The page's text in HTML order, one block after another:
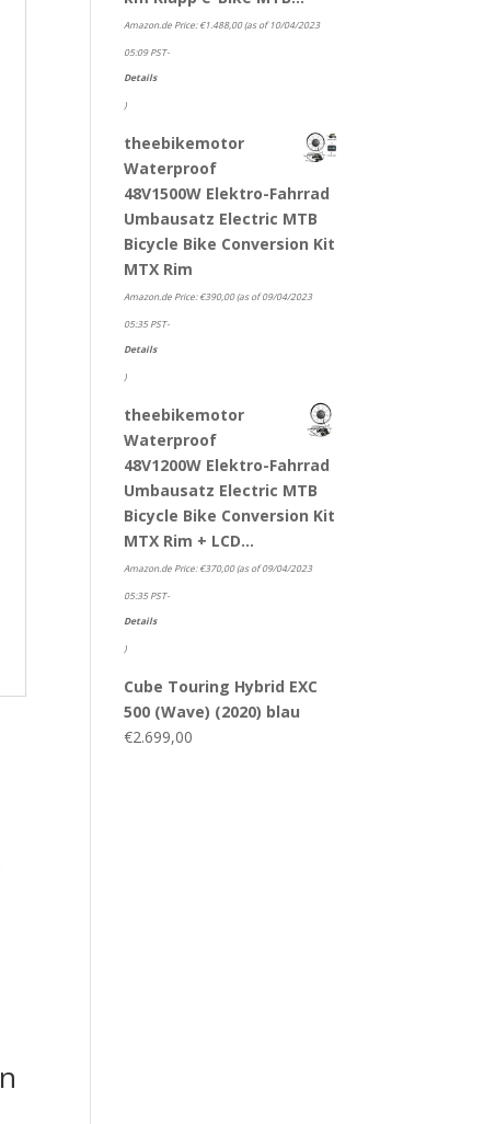
Amazon.de Price:€1.488,00(as of 10/04/2023
05:09 PST-
Details
)
theebikemotor
Waterproof
48V1500W Elektro-Fahrrad
Umbausatz Electric MTB
Bicycle Bike Conversion Kit
MTX Rim
Amazon.de Price:€390,00(as of 09/04/2023
05:35 PST-
Details
)
theebikemotor
Waterproof
48V1200W Elektro-Fahrrad
Umbausatz Electric MTB
Bicycle Bike Conversion Kit
MTX Rim + LCD…
Amazon.de Price:€370,00(as of 09/04/2023
05:35 PST-
Details
)
Cube Touring Hybrid EXC
500 (Wave) (2020) blau
€2.699,00